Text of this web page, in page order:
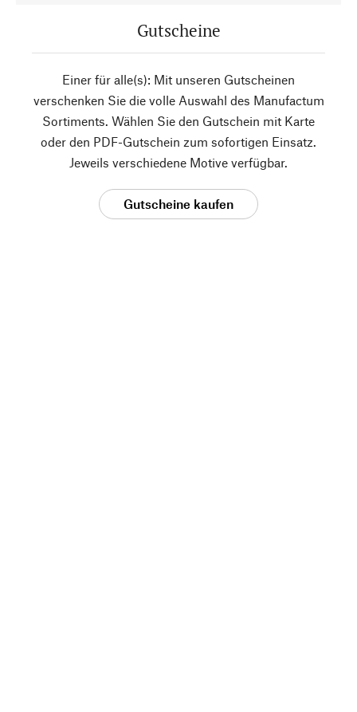
Gutscheine
Einer für alle(s): Mit unseren Gutscheinen
verschenken Sie die volle Auswahl des Manufactum
Sortiments. Wählen Sie den Gutschein mit Karte
oder den PDF-Gutschein zum sofortigen Einsatz.
Jeweils verschiedene Motive verfügbar.
Gutscheine kaufen